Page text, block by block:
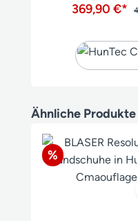
369,90 €*
Produktgalerie
Ähnliche Produkte
Rabatt
%